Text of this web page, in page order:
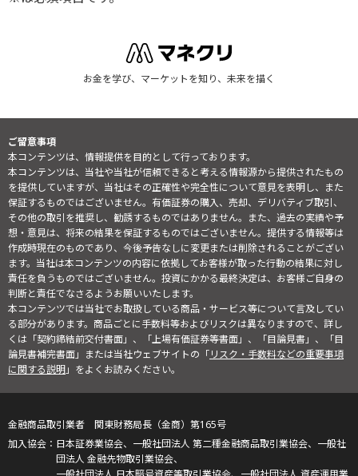
お金を学び、マーケットを知り、未来を描く
ご留意事項
本コンテンツは、情報提供を目的として行っております。
本コンテンツは、当社や当社が信頼できると考える情報源から提供されたもの
を提供していますが、当社はその正確性や完全性について意見を表明し、また
保証するものではございません。有価証券の購入、売却、デリバティブ取引、
その他の取引を推奨し、勧誘するものではありません。また、過去の実績や予
想・意見は、将来の結果を保証するものではございません。提供する情報等は
作成時現在のものであり、今後予告なしに変更または削除されることがござい
ます。当社は本コンテンツの内容に依拠してお客様が取った行動の結果に対し
責任を負うものではございません。投資にかかる最終決定は、お客様ご自身の
判断と責任でなさるようお願いいたします。
本コンテンツでは当社でお取扱している商品・サービス等について言及してい
る部分があります。商品ごとに手数料等およびリスクは異なりますので、詳し
くは「契約締結前交付書面」、「上場有価証券等書面」、「目論見書」、「目
論見書補完書面」または当社ウェブサイトの「リスク・手数料などの重要事項
に関する説明」をよくお読みください。
金融商品取引業者 関東財務局長（金商）第165号
日本証券業協会、一般社団法人 第二種金融商品取引業協会、一般社
団法人 金融先物取引業協会、